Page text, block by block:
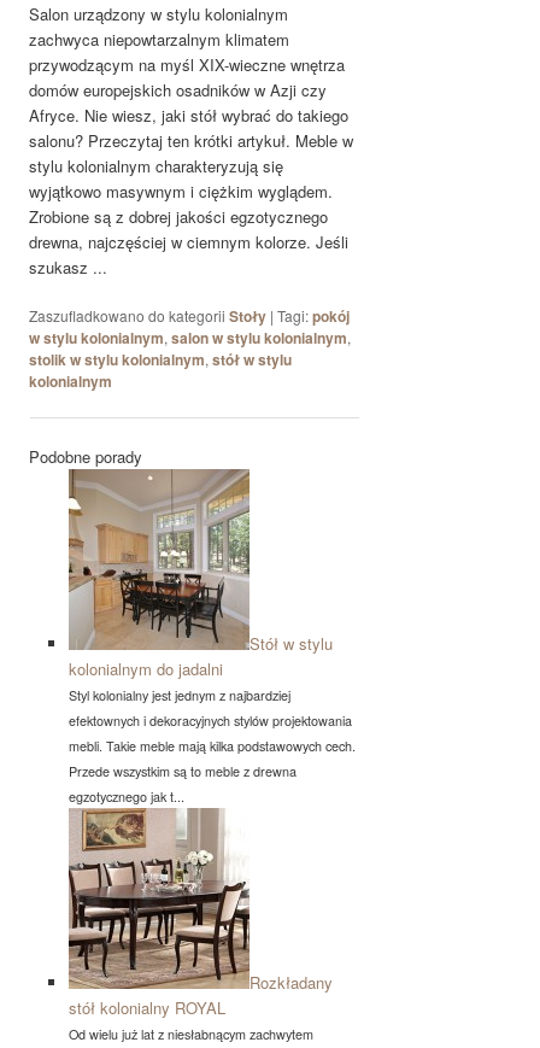
Salon urządzony w stylu kolonialnym
zachwyca niepowtarzalnym klimatem
przywodzącym na myśl XIX-wieczne wnętrza
domów europejskich osadników w Azji czy
Afryce. Nie wiesz, jaki stół wybrać do takiego
salonu? Przeczytaj ten krótki artykuł. Meble w
stylu kolonialnym charakteryzują się
wyjątkowo masywnym i ciężkim wyglądem.
Zrobione są z dobrej jakości egzotycznego
drewna, najczęściej w ciemnym kolorze. Jeśli
szukasz ...
Zaszufladkowano do kategorii Stoły |Tagi: pokój
w stylu kolonialnym,salon w stylu kolonialnym,
stolik w stylu kolonialnym,stół w stylu
kolonialnym
Podobne porady
Stół w stylu
kolonialnym do jadalni
Styl kolonialny jest jednym z najbardziej
efektownych i dekoracyjnych stylów projektowania
mebli. Takie meble mają kilka podstawowych cech.
Przede wszystkim są to meble z drewna
egzotycznego jak t...
Rozkładany
stół kolonialny ROYAL
Od wielu już lat z niesłabnącym zachwytem